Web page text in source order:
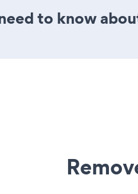
to know